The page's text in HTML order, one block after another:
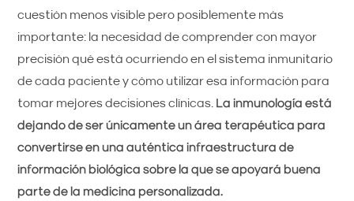
cuestión menos visible pero posiblemente más
importante: la necesidad de comprender con mayor
precisión qué está ocurriendo en el sistema inmunitario
de cada paciente y cómo utilizar esa información para
tomar mejores decisiones clínicas. La inmunología está
dejando de ser únicamente un área terapéutica para
convertirse en una auténtica infraestructura de
información biológica sobre la que se apoyará buena
parte de la medicina personalizada.